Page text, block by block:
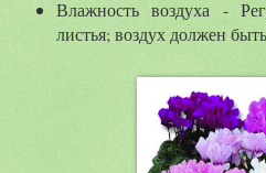
Влажность воздуха -
листья; воздух должен